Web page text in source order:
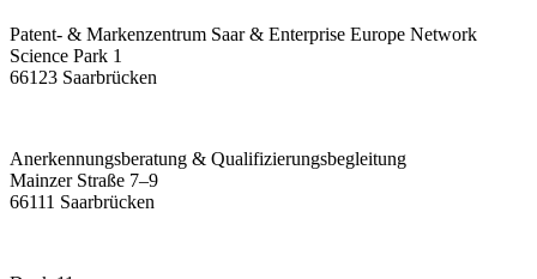
Patent- & Markenzentrum Saar & Enterprise Europe Network
Science Park 1
66123 Saarbrücken
Anerkennungsberatung & Qualifizierungsbegleitung
Mainzer Straße 7–9
66111 Saarbrücken